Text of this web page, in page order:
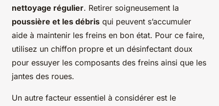
nettoyage régulier. Retirer soigneusement la
poussière et les débris qui peuvent s’accumuler
aide à maintenir les freins en bon état. Pour ce faire,
utilisez un chiffon propre et un désinfectant doux
pour essuyer les composants des freins ainsi que les
jantes des roues.
Un autre facteur essentiel à considérer est le